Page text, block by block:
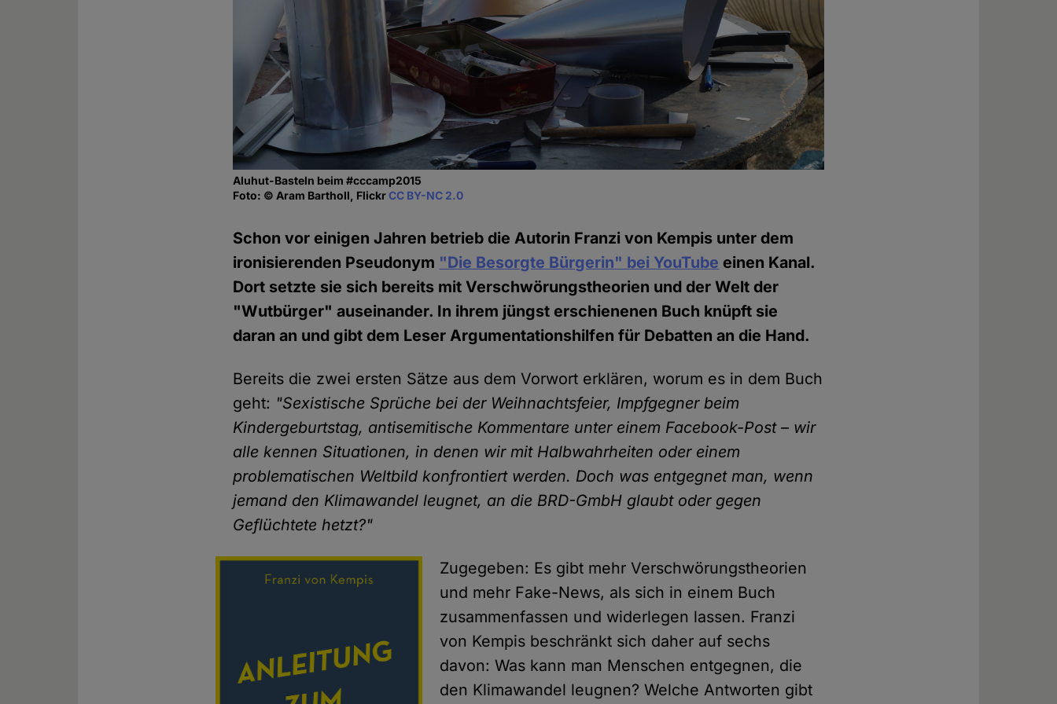
Aluhut-Basteln beim #cccamp2015
Foto: © Aram Bartholl, FlickrCC BY-NC 2.0
Schon vor einigen Jahren betrieb die Autorin Franzi von Kempis unter dem
ironisierenden Pseudonym "Die Besorgte Bürgerin" bei YouTube einen Kanal.
Dort setzte sie sich bereits mit Verschwörungstheorien und der Welt der
"Wutbürger" auseinander. In ihrem jüngst erschienenen Buch knüpft sie
daran an und gibt dem Leser Argumentationshilfen für Debatten an die Hand.
Bereits die zwei ersten Sätze aus dem Vorwort erklären, worum es in dem Buch
geht: "Sexistische Sprüche bei der Weihnachtsfeier, Impfgegner beim
Kindergeburtstag, antisemitische Kommentare unter einem Facebook-Post – wir
alle kennen Situationen, in denen wir mit Halbwahrheiten oder einem
problematischen Weltbild konfrontiert werden. Doch was entgegnet man, wenn
jemand den Klimawandel leugnet, an die BRD-GmbH glaubt oder gegen
Geflüchtete hetzt?"
Zugegeben: Es gibt mehr Verschwörungstheorien
und mehr Fake-News, als sich in einem Buch
zusammenfassen und widerlegen lassen. Franzi
von Kempis beschränkt sich daher auf sechs
davon: Was kann man Menschen entgegnen, die
den Klimawandel leugnen? Welche Antworten gibt